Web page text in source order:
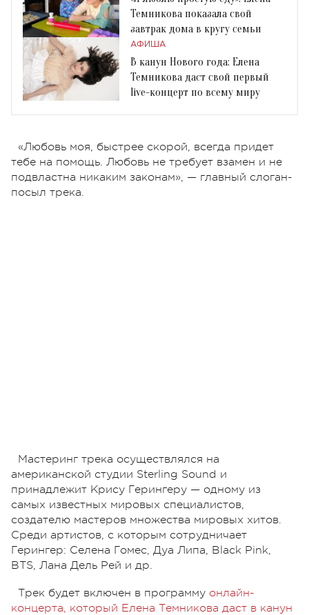
Темникова показала свой
завтрак дома в кругу семьи
АФИША
В канун Нового года: Елена
Темникова даст свой первый
live-концерт по всему миру
«Любовь моя, быстрее скорой, всегда придет
тебе на помощь. Любовь не требует взамен и не
подвластна никаким законам», — главный слоган-
посыл трека.
Мастеринг трека осуществлялся на
американской студии Sterling Sound и
принадлежит Крису Герингеру — одному из
самых известных мировых специалистов,
создателю мастеров множества мировых хитов.
Среди артистов, с которым сотрудничает
Герингер: Селена Гомес, Дуа Липа, Black Pink,
BTS, Лана Дель Рей и др.
Трек будет включен в программу онлайн-
концерта, который Елена Темникова даст в канун